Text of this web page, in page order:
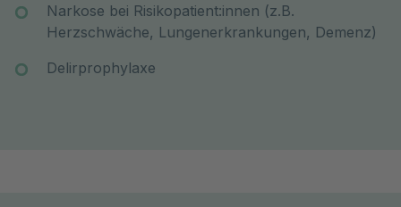
Narkose bei Risikopatient:innen (z.B.
Herzschwäche, Lungenerkrankungen, Demenz)
Delirprophylaxe